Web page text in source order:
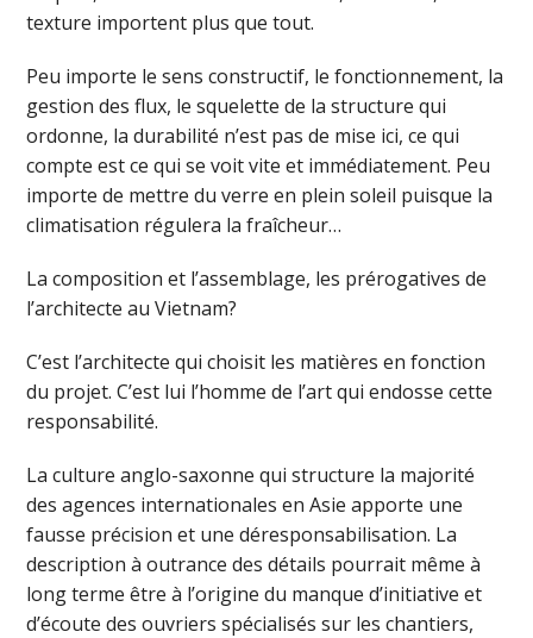
texture importent plus que tout.
Peu importe le sens constructif, le fonctionnement, la
gestion des flux, le squelette de la structure qui
ordonne, la durabilité n’est pas de mise ici, ce qui
compte est ce qui se voit vite et immédiatement. Peu
importe de mettre du verre en plein soleil puisque la
climatisation régulera la fraîcheur…
La composition et l’assemblage, les prérogatives de
l’architecte au Vietnam?
C’est l’architecte qui choisit les matières en fonction
du projet. C’est lui l’homme de l’art qui endosse cette
responsabilité.
La culture anglo-saxonne qui structure la majorité
des agences internationales en Asie apporte une
fausse précision et une déresponsabilisation. La
description à outrance des détails pourrait même à
long terme être à l’origine du manque d’initiative et
d’écoute des ouvriers spécialisés sur les chantiers,